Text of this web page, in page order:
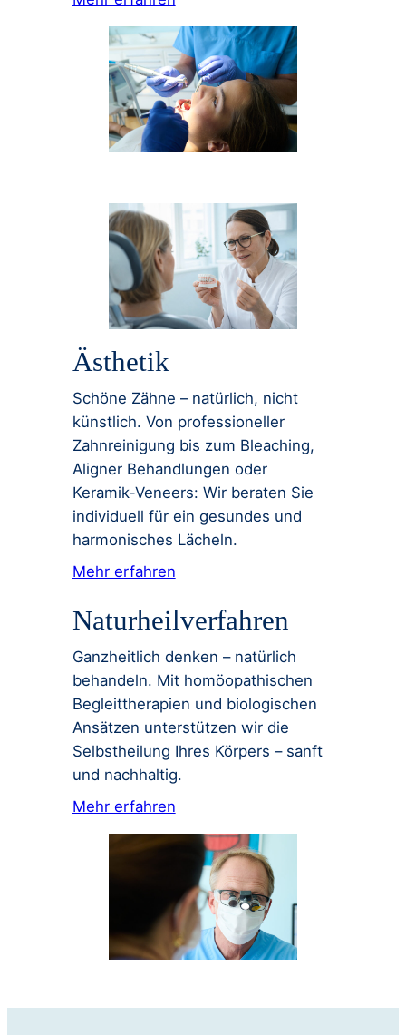
Ästhetik
Schöne Zähne – natürlich, nicht
künstlich. Von professioneller
Zahnreinigung bis zum Bleaching,
Aligner Behandlungen oder
Keramik-Veneers: Wir beraten Sie
individuell für ein gesundes und
harmonisches Lächeln.
Mehr erfahren
Naturheilverfahren
Ganzheitlich denken – natürlich
behandeln. Mit homöopathischen
Begleittherapien und biologischen
Ansätzen unterstützen wir die
Selbstheilung Ihres Körpers – sanft
und nachhaltig.
Mehr erfahren